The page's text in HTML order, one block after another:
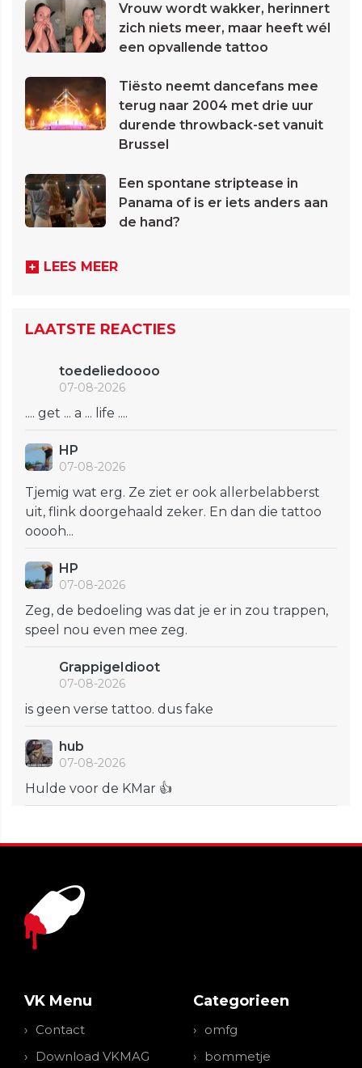
Vrouw wordt wakker, herinnert
zich niets meer, maar heeft wél
een opvallende tattoo
Tiësto neemt dancefans mee
terug naar 2004 met drie uur
durende throwback-set vanuit
Brussel
Een spontane striptease in
Panama of is er iets anders aan
de hand?
LEES MEER
LAATSTE REACTIES
toedeliedoooo
07-08-2026
.... get ... a ... life ....
HP
07-08-2026
Tjemig wat erg. Ze ziet er ook allerbelabberst
uit, flink doorgehaald zeker. En dan die tattoo
ooooh...
HP
07-08-2026
Zeg, de bedoeling was dat je er in zou trappen,
speel nou even mee zeg.
GrappigeIdioot
07-08-2026
is geen verse tattoo. dus fake
hub
07-08-2026
Hulde voor de KMar 👍
VK Menu
Contact
Download VKMAG
Categorieen
omfg
bommetje